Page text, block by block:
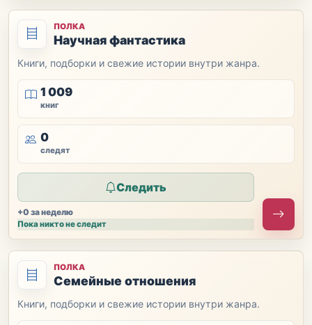
ПОЛКА
Научная фантастика
Книги, подборки и свежие истории внутри жанра.
1 009
книг
0
следят
Следить
+0 за неделю
Пока никто не следит
ПОЛКА
Семейные отношения
Книги, подборки и свежие истории внутри жанра.